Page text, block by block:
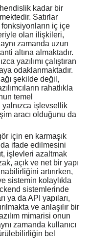
kadar bir
Satırlar
iç içe
olan ilişkileri,
aynı zamanda uzun
altına almaktadır.
yazılımı çalıştıran
odaklanmaktadır.
şekilde değil,
rahatlıkla
temel
yalnızca işlevsellik
aracı olduğunu da
için en karmaşık
ifade edilmesini
işlevleri azaltmak
açık ve net bir yapı
artırırken,
sistemin kolaylıkla
sistemlerinde
ya da API yapıları,
ve anlaşılır bir
mimarisi onun
zamanda kullanıcı
bel